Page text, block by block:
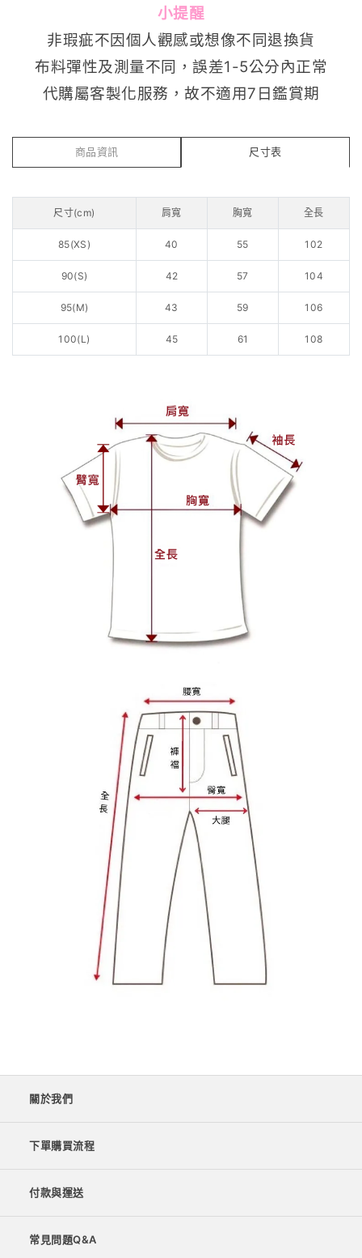
小提醒
非瑕疵不因個人觀感或想像不同退換貨
布料彈性及測量不同，誤差1-5公分內正常
代購屬客製化服務，故不適用7日鑑賞期
商品資訊 尺寸表
尺寸(cm) 肩寬 胸寬 全長
85(XS) 40 55 102
90(S) 42 57 104
95(M) 43 59 106
100(L) 45 61 108
關於我們
下單購買流程
付款與運送
常見問題Q&A